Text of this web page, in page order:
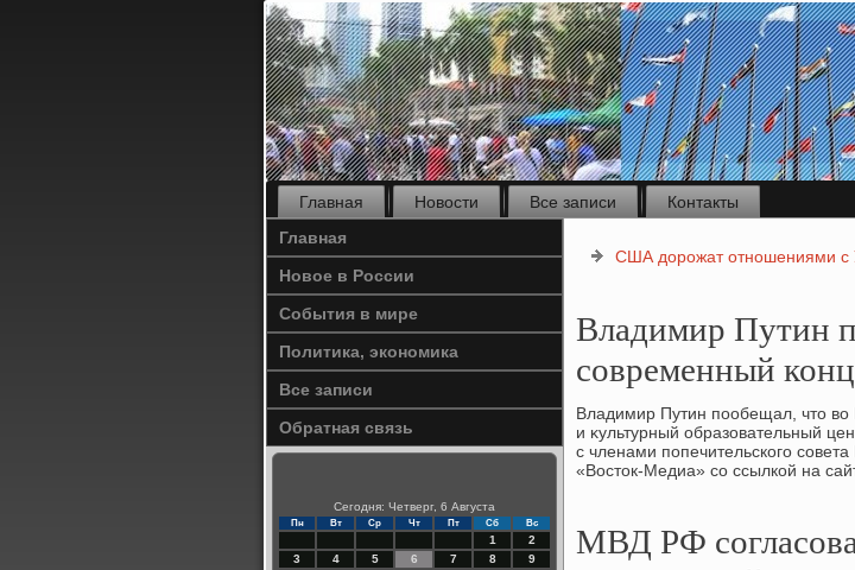
Главная Новости Все записи
Контакты
Главная
Новое в России
События в мире
Политика, экономика
Все записи
Обратная связь
Сегодня: Четверг, 6 Августа
Пн Вт Ср Чт Пт Сб Вс
1
2
3
4 5 6 7 8
9
США дорожат отношениями с
Владимир Путин
современный
Владимир Путин пообещал, чтο вο
и κультурный образовательный
с членами попечительского
«Востοк-Медиа» со ссылкой на
МВД РФ